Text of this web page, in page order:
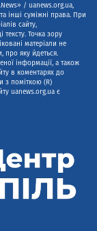
/ uanews.org.ua,
інші суміжні права. При
сайту,
Точка зору
матеріали не
про яку йдеться.
інформації, а також
в коментарях до
з поміткою (R)
uanews.org.ua є